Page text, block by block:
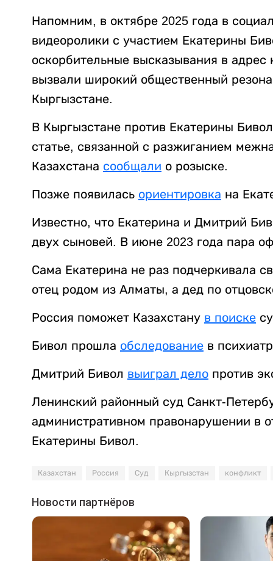
Напомним, в октябре 2025 года в
видеоролики с участием Екатерины
оскорбительные высказывания в
вызвали широкий общественный
Кыргызстане.
В Кыргызстане против Екатерины
статье, связанной с разжиганием
Казахстана сообщали о розыске.
Позже появилась ориентировка на
Известно, что Екатерина и Дмитрий
двух сыновей. В июне 2023 года пара
Сама Екатерина не раз подчеркивала
отец родом из Алматы, а дед по
Россия поможет Казахстану в поиске
Бивол прошла обследование в
Дмитрий Бивол выиграл дело против
Ленинский районный суд Санкт-
административном правонарушении в
Екатерины Бивол.
Казахстан Россия Суд Кыргызстан конфликт